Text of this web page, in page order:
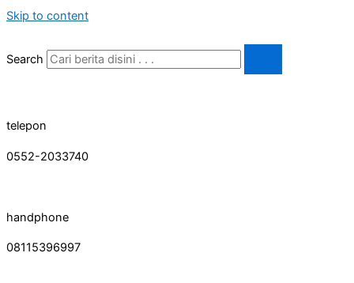
Skip to content
Search
telepon
0552-2033740
handphone
08115396997